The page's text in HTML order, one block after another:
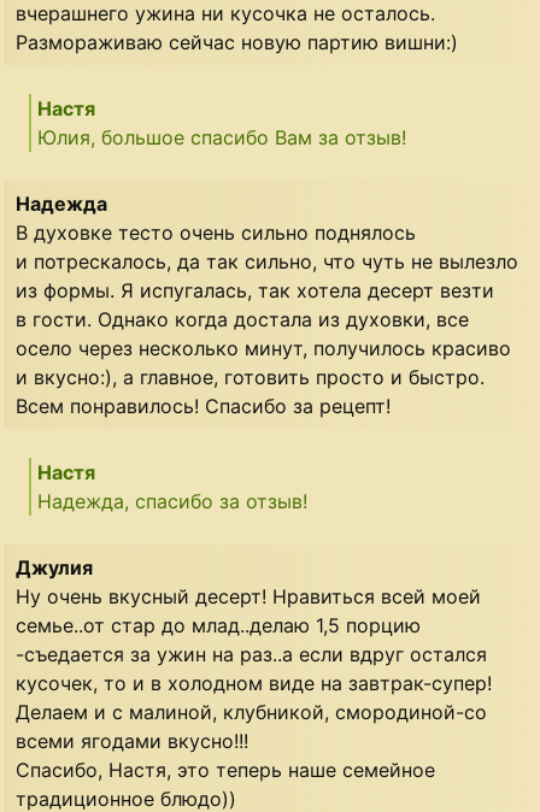
вчерашнего ужина ни кусочка не осталось.
Размораживаю сейчас новую партию вишни:)
Настя
Юлия, большое спасибо Вам за отзыв!
Надежда
В духовке тесто очень сильно поднялось
и потрескалось, да так сильно, что чуть не вылезло
из формы. Я испугалась, так хотела десерт везти
в гости. Однако когда достала из духовки, все
осело через несколько минут, получилось красиво
и вкусно:), а главное, готовить просто и быстро.
Всем понравилось! Спасибо за рецепт!
Настя
Надежда, спасибо за отзыв!
Джулия
Ну очень вкусный десерт! Нравиться всей моей
семье..от стар до млад..делаю 1,5 порцию
-съедается за ужин на раз..а если вдруг остался
кусочек, то и в холодном виде на завтрак-супер!
Делаем и с малиной, клубникой, смородиной-со
всеми ягодами вкусно!!!
Спасибо, Настя, это теперь наше семейное
традиционное блюдо))